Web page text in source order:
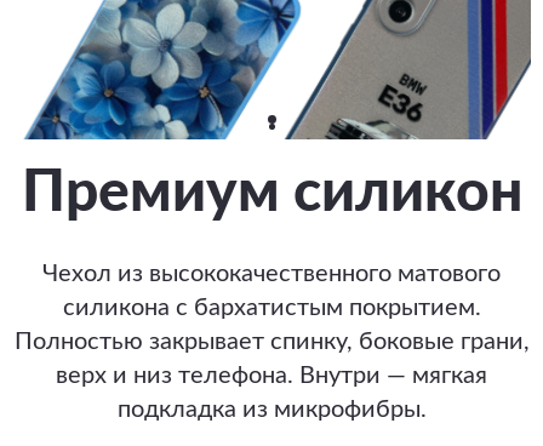
Премиум силикон
Чехол из высококачественного матового
силикона с бархатистым покрытием.
Полностью закрывает спинку, боковые грани,
верх и низ телефона. Внутри — мягкая
подкладка из микрофибры.